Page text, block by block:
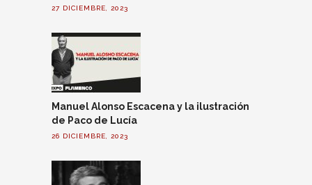
27 DICIEMBRE, 2023
Manuel Alonso Escacena y la ilustración
de Paco de Lucía
26 DICIEMBRE, 2023